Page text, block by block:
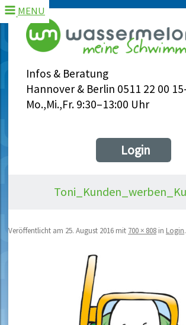
Infos & Beratung
Hannover & Berlin 0511 22 00
Mo.,Mi.,Fr. 9:30–13:00 Uhr
MENU
Login
Veröffentlicht am 25. August 2016 mit 700 × 808 in Login.